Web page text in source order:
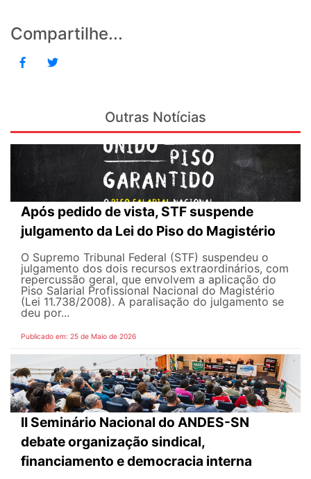
Compartilhe...
Outras Notícias
Após pedido de vista, STF suspende
julgamento da Lei do Piso do Magistério
O Supremo Tribunal Federal (STF) suspendeu o
julgamento dos dois recursos extraordinários, com
repercussão geral, que envolvem a aplicação do
Piso Salarial Profissional Nacional do Magistério
(Lei 11.738/2008). A paralisação do julgamento se
deu por...
Publicado em: 25 de Maio de 2026
II Seminário Nacional do ANDES-SN
debate organização sindical,
financiamento e democracia interna